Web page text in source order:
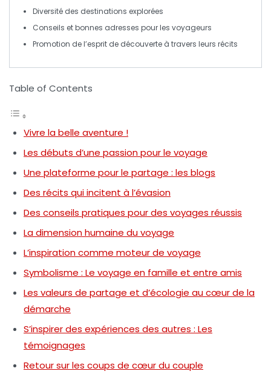
Diversité des destinations explorées
Conseils etbonnes adresses pour les voyageurs
Promotion de l’esprit de découverte à travers leurs récits
Table of Contents
Vivre la belle aventure !
Les débuts d’une passion pour le voyage
Une plateforme pour le partage : les blogs
Des récits qui incitent à l’évasion
Des conseils pratiques pour des voyages réussis
La dimension humaine du voyage
L’inspiration comme moteur de voyage
Symbolisme : Le voyage en famille et entre amis
Les valeurs de partage et d’écologie au cœur de la
démarche
S’inspirer des expériences des autres : Les
témoignages
Retour sur les coups de cœur du couple